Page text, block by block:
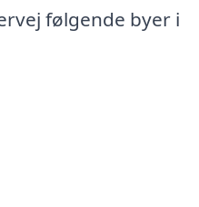
følgende byer i